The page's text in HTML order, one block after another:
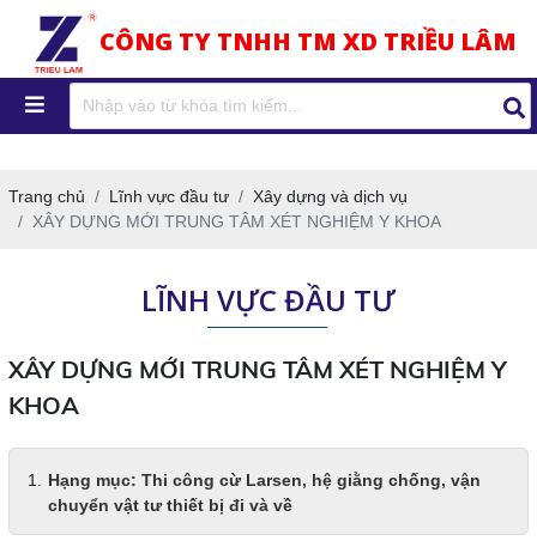
CÔNG TY TNHH TM XD TRIỀU LÂM
Trang chủ Lĩnh vực đầu tư
Xây dựng và dịch vụ
XÂY DỰNG MỚI TRUNG TÂM XÉT NGHIỆM Y KHOA
LĨNH VỰC ĐẦU TƯ
XÂY DỰNG MỚI TRUNG TÂM XÉT NGHIỆM Y
KHOA
Hạng mục: Thi công cừ Larsen, hệ giằng chống, vận
chuyển vật tư thiết bị đi và về